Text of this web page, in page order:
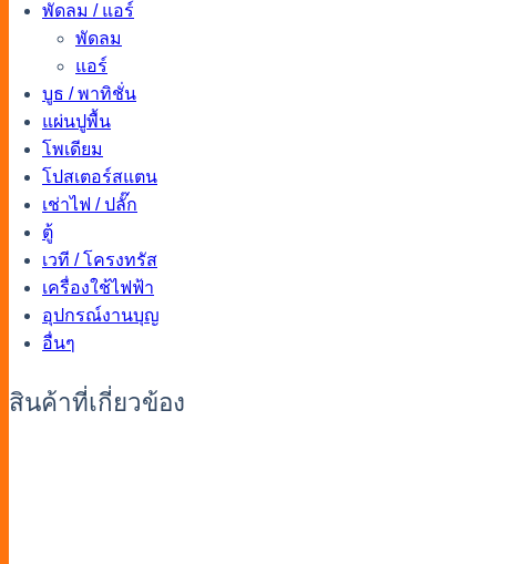
พัดลม / แอร์
พัดลม
แอร์
บูธ / พาทิชั่น
แผ่นปูพื้น
โพเดียม
โปสเตอร์สแตน
เช่าไฟ / ปลั๊ก
ตู้
เวที / โครงทรัส
เครื่องใช้ไฟฟ้า
อุปกรณ์งานบุญ
อื่นๆ
สินค้าที่เกี่ยวข้อง